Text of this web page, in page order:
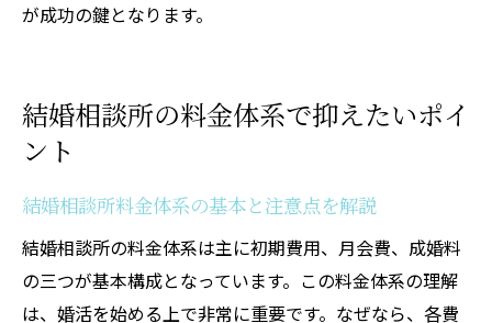
が成功の鍵となります。
結婚相談所の料金体系で抑えたいポイ
ント
結婚相談所料金体系の基本と注意点を解説
結婚相談所の料金体系は主に初期費用、月会費、成婚料
の三つが基本構成となっています。この料金体系の理解
は、婚活を始める上で非常に重要です。なぜなら、各費